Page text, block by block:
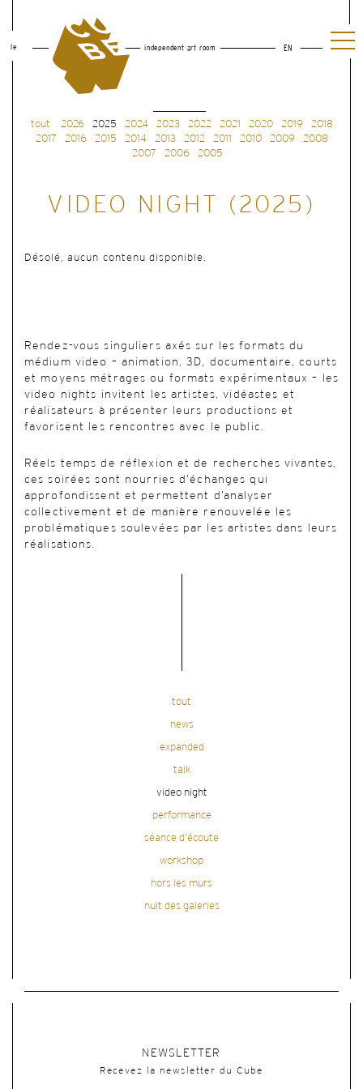
le independent art room EN
tout 2026 2025 2024 2023 2022 2021 2020 2019
2018
2017
2016 2015 2014 2013 2012 2011 2010 2009
2008
2007
2006 2005
VIDEO NIGHT (2025)
Désolé, aucun contenu disponible.
Rendez-vous singuliers axés sur les formats du
médium video – animation, 3D, documentaire, courts
et moyens métrages ou formats expérimentaux – les
video nights invitent les artistes, vidéastes et
réalisateurs à présenter leurs productions et
favorisent les rencontres avec le public.
Réels temps de réflexion et de recherches vivantes,
ces soirées sont nourries d’échanges qui
approfondissent et permettent d’analyser
collectivement et de manière renouvelée les
problématiques soulevées par les artistes dans leurs
réalisations.
tout
news
expanded
talk
video night
performance
séance d'écoute
workshop
hors les murs
nuit des galeries
NEWSLETTER
Recevez la newsletter du Cube